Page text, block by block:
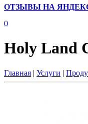
ОТЗЫВЫ НА
0
Holy Land
Главная | Услуги |